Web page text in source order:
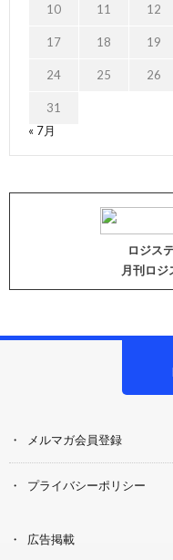
10 11 12
17 18 19
24 25 26
31
« 7月
ロジス
月刊ロジ
メルマガ会員登録
プライバシーポリシー
広告掲載